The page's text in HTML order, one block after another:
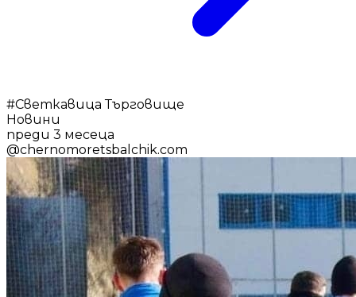
#Светкавица Търговище
Новини
преди 3 месеца
@chernomoretsbalchik.com